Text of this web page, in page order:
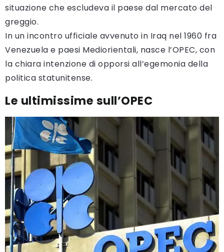
situazione che escludeva il paese dal mercato del
greggio.
In un incontro ufficiale avvenuto in Iraq nel 1960 fra
Venezuela e paesi Mediorientali, nasce l’OPEC, con
la chiara intenzione di opporsi all’egemonia della
politica statunitense.
Le ultimissime sull’OPEC